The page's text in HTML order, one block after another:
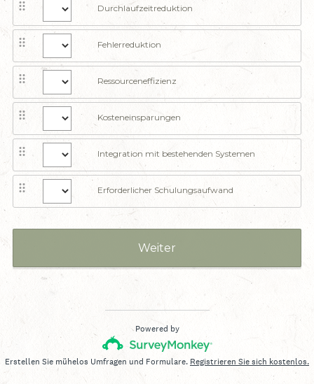
i
h
)
Durchlaufzeitreduktion
Fehlerreduktion
Ressourceneffizienz
Kosteneinsparungen
Integration mit bestehenden Systemen
Erforderlicher Schulungsaufwand
Weiter
Powered by
Erstellen Sie mühelos Umfragen und Formulare. Registrieren Sie sich kostenlos.